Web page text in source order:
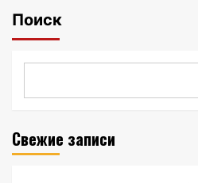
Поиск
Свежие записи